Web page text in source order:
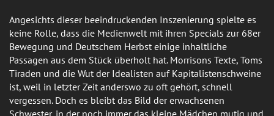
Angesichts dieser beeindruckenden Inszenierung spielte es
keine Rolle, dass die Medienwelt mit ihren Specials zur 68er
Bewegung und Deutschem Herbst einige inhaltliche
Passagen aus dem Stück überholt hat. Morrisons Texte, Toms
Tiraden und die Wut der Idealisten auf Kapitalistenschweine
ist, weil in letzter Zeit anderswo zu oft gehört, schnell
vergessen. Doch es bleibt das Bild der erwachsenen